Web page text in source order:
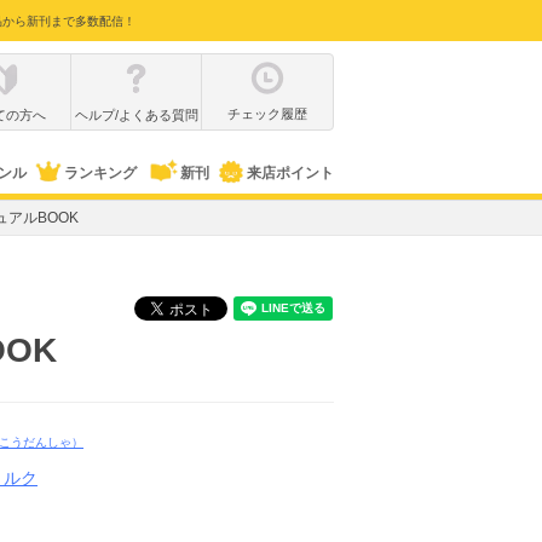
ら新刊まで多数配信！
の方へ ヘルプ/よくある質問 チェック履歴
ル ランキング 新刊 来店ポイント
アルBOOK
こうだんしゃ）
ク